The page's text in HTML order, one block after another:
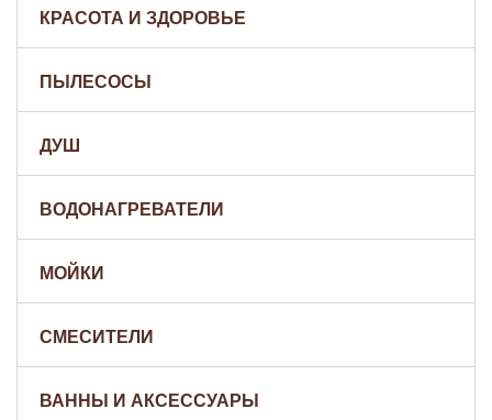
КРАСОТА И ЗДОРОВЬЕ
ПЫЛЕСОСЫ
ДУШ
ВОДОНАГРЕВАТЕЛИ
МОЙКИ
СМЕСИТЕЛИ
ВАННЫ И АКСЕССУАРЫ